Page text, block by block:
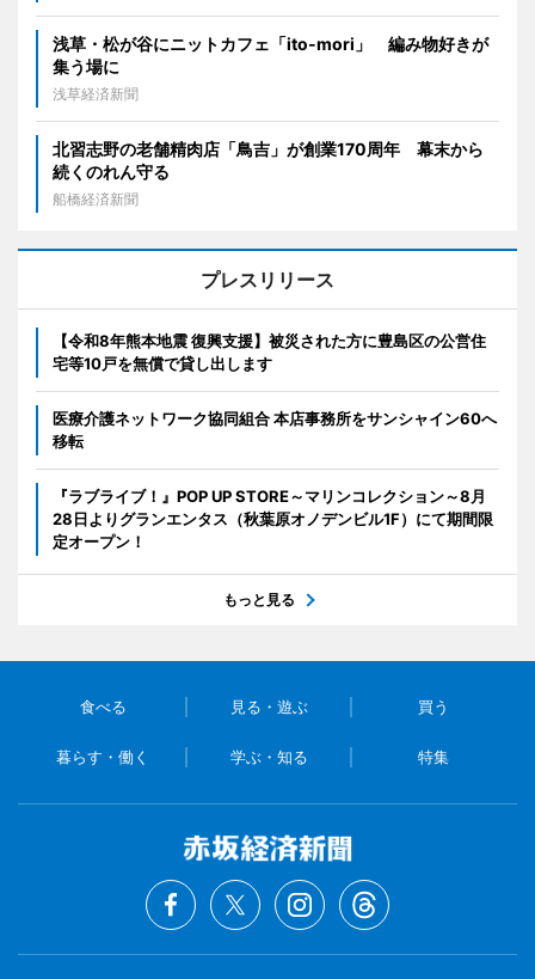
浅草・松が谷にニットカフェ「ito-mori」 編み物好きが
集う場に
浅草経済新聞
北習志野の老舗精肉店「鳥吉」が創業170周年 幕末から
続くのれん守る
船橋経済新聞
プレスリリース
【令和8年熊本地震 復興支援】被災された方に豊島区の公営住
宅等10戸を無償で貸し出します
医療介護ネットワーク協同組合 本店事務所をサンシャイン60へ
移転
『ラブライブ！』POP UP STORE～マリンコレクション～8月
28日よりグランエンタス（秋葉原オノデンビル1F）にて期間限
定オープン！
もっと見る
食べる 見る・遊ぶ 買う
暮らす・働く 学ぶ・知る 特集